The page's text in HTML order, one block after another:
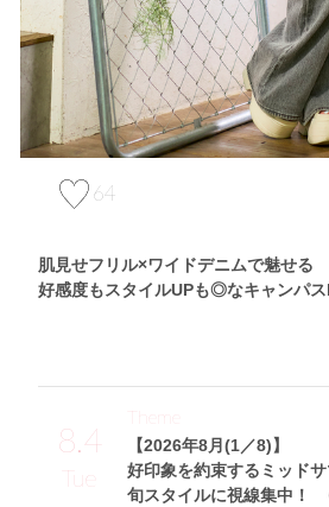
64
肌見せフリル×ワイドデニムで魅せる
好感度もスタイルUPも◎なキャンパ
8.4
Tue
【2026年8月(1／8)】
好印象を約束するミッド
旬スタイルに視線集中！
Theme